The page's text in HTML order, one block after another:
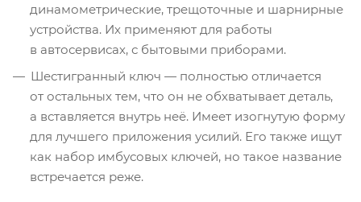
динамометрические, трещоточные и шарнирные
устройства. Их применяют для работы
в автосервисах, с бытовыми приборами.
Шестигранный ключ — полностью отличается
от остальных тем, что он не обхватывает деталь,
а вставляется внутрь неё. Имеет изогнутую форму
для лучшего приложения усилий. Его также ищут
как набор имбусовых ключей, но такое название
встречается реже.